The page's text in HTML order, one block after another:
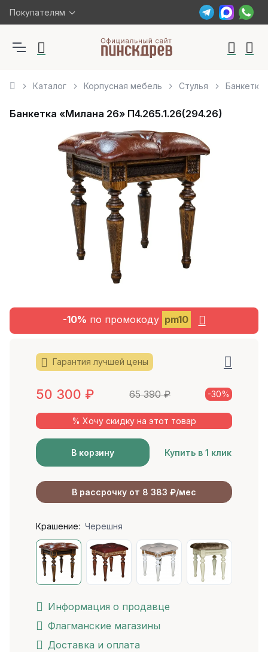
Покупателям
Каталог Корпусная мебель Стулья Банкетка
Банкетка «Милана 26» П4.265.1.26(294.26)
-10% по промокоду pm10
Гарантия лучшей цены
50 300 ₽ 65 390₽ -30%
% Хочу скидку на этот товар
В корзину Купить в 1 клик
В рассрочку от 8 383 ₽/мес
Крашение: Черешня
Информация о продавце
Флагманские магазины
Доставка и оплата